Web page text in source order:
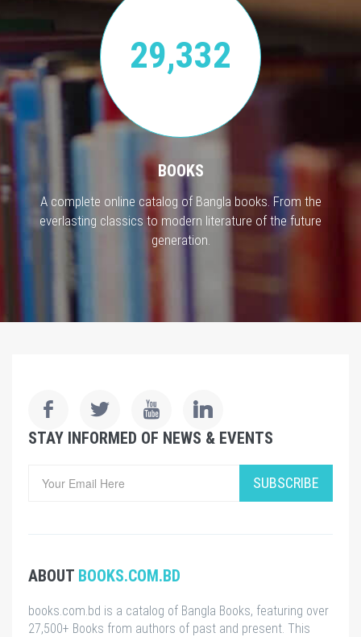
29,332
BOOKS
A complete online catalog of Bangla books. From the
everlasting classics to modern literature of the future
generation.
STAY INFORMED OF NEWS & EVENTS
SUBSCRIBE
ABOUT BOOKS.COM.BD
books.com.bd is a catalog of Bangla Books, featuring over
27,500+ Books from authors of past and present. This